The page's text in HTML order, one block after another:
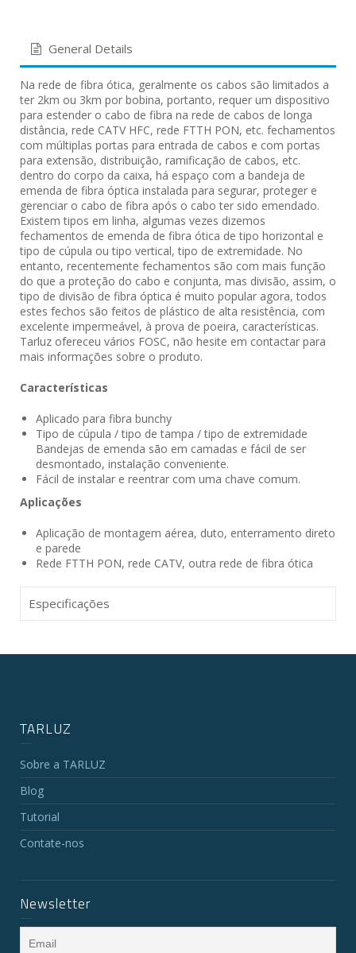
General Details
Na rede de fibra ótica, geralmente os cabos são limitados a
ter 2km ou 3km por bobina, portanto, requer um dispositivo
para estender o cabo de fibra na rede de cabos de longa
distância, rede CATV HFC, rede FTTH PON, etc. fechamentos
com múltiplas portas para entrada de cabos e com portas
para extensão, distribuição, ramificação de cabos, etc.
dentro do corpo da caixa, há espaço com a bandeja de
emenda de fibra óptica instalada para segurar, proteger e
gerenciar o cabo de fibra após o cabo ter sido emendado.
Existem tipos em linha, algumas vezes dizemos
fechamentos de emenda de fibra ótica de tipo horizontal e
tipo de cúpula ou tipo vertical, tipo de extremidade. No
entanto, recentemente fechamentos são com mais função
do que a proteção do cabo e conjunta, mas divisão, assim, o
tipo de divisão de fibra óptica é muito popular agora, todos
estes fechos são feitos de plástico de alta resistência, com
excelente impermeável, à prova de poeira, características.
Tarluz ofereceu vários FOSC, não hesite em contactar para
mais informações sobre o produto.
Características
Aplicado para fibra bunchy
Tipo de cúpula / tipo de tampa / tipo de extremidade
Bandejas de emenda são em camadas e fácil de ser
desmontado, instalação conveniente.
Fácil de instalar e reentrar com uma chave comum.
Aplicações
Aplicação de montagem aérea, duto, enterramento direto
e parede
Rede FTTH PON, rede CATV, outra rede de fibra ótica
Especificações
TARLUZ
Sobre a TARLUZ
Blog
Tutorial
Contate-nos
Newsletter